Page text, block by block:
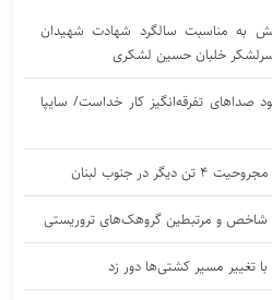
به مناسبت سالگرد شهادت شهیدان
سرلشکر خلبان حسین لشکری
صداهای تفرقه‌انگیز کار خداست/ سایپا
تغییر مسیر کشتی‌ها دور زد